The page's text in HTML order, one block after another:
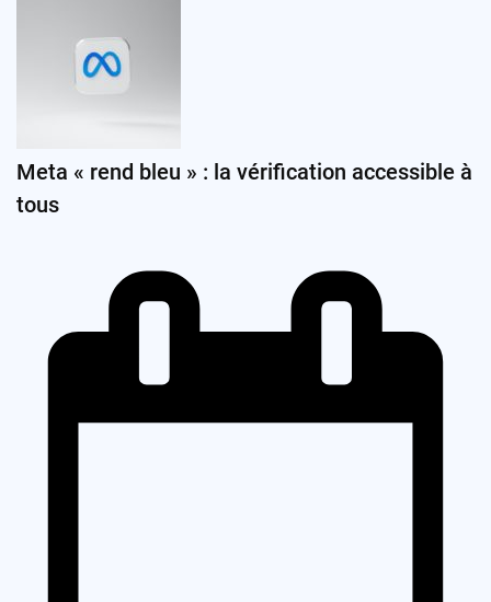
Meta « rend bleu » : la vérification accessible à
tous